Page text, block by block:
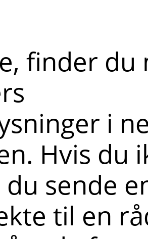
finder du
i
Hvis du
sende
til en